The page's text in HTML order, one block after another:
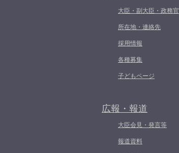
大臣・副大臣・政務官
所在地・連絡先
採用情報
各種募集
子どもページ
広報・報道
大臣会見・発言等
報道資料